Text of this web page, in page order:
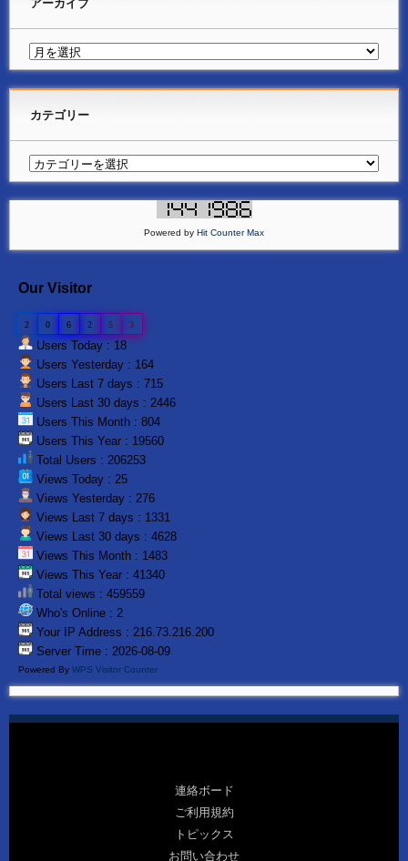
アーカイブ
カテゴリー
Powered by Hit Counter Max
Our Visitor
2 0 6 2 5 3
Users Today : 18
Users Yesterday : 164
Users Last 7 days : 715
Users Last 30 days : 2446
Users This Month : 804
Users This Year : 19560
Total Users : 206253
Views Today : 25
Views Yesterday : 276
Views Last 7 days : 1331
Views Last 30 days : 4628
Views This Month : 1483
Views This Year : 41340
Total views : 459559
Who's Online : 2
Your IP Address : 216.73.216.200
Server Time : 2026-08-09
Powered By WPS Visitor Counter
連絡ボード
ご利用規約
トピックス
お問い合わせ